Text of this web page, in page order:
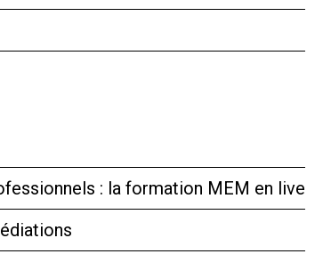
: la formation MEM en live